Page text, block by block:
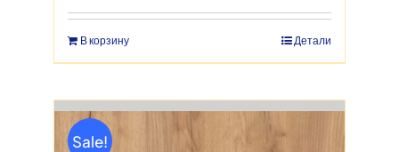
2,550 руб..
В корзину Детали
Sale!